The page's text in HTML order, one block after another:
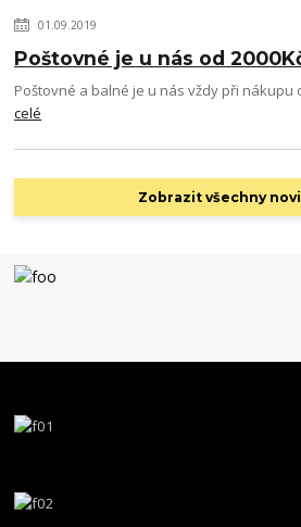
01.09.2019
Poštovné je u nás od
Poštovné a balné je u nás vždy při nákupu
celé
Zobrazit všechny